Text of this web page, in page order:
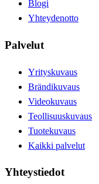
Blogi
Yhteydenotto
Palvelut
Yrityskuvaus
Brändikuvaus
Videokuvaus
Teollisuuskuvaus
Tuotekuvaus
Kaikki palvelut
Yhteystiedot